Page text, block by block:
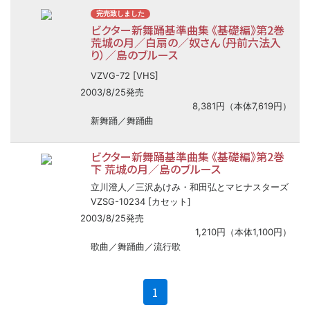
完売致しました
ビクター新舞踊基準曲集 《基礎編》第2巻
荒城の月／白扇の／奴さん（丹前六法入
り）／島のブルース
VZVG-72 [VHS]
2003/8/25発売
8,381円（本体7,619円）
新舞踊／舞踊曲
ビクター新舞踊基準曲集 《基礎編》第2巻
下 荒城の月／島のブルース
立川澄人／三沢あけみ・和田弘とマヒナスターズ
VZSG-10234 [カセット]
2003/8/25発売
1,210円（本体1,100円）
歌曲／舞踊曲／流行歌
1